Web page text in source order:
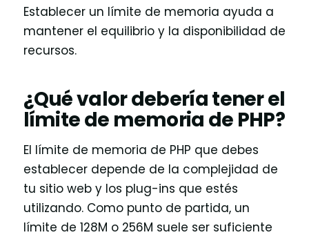
Establecer un límite de memoria ayuda a
mantener el equilibrio y la disponibilidad de
recursos.
¿Qué valor debería tener el
límite de memoria de PHP?
El límite de memoria de PHP que debes
establecer depende de la complejidad de
tu sitio web y los plug-ins que estés
utilizando. Como punto de partida, un
límite de 128M o 256M suele ser suficiente